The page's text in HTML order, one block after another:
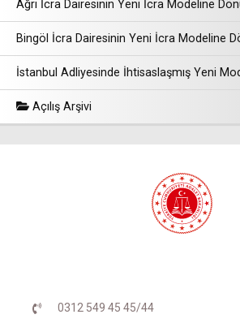
Ağrı İcra Dairesinin Yeni İcra Modeline
Bingöl İcra Dairesinin Yeni İcra Modeline
İstanbul Adliyesinde İhtisaslaşmış Yeni
Açılış Arşivi
0312 549 45 45/44